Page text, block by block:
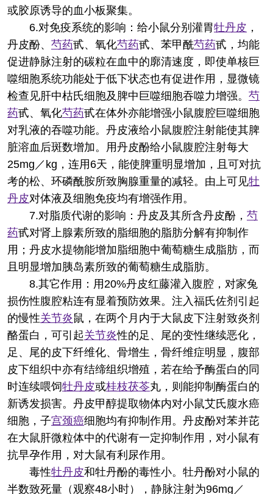
或胶原诱导的血小板聚集。
6.对免疫系统的影响：给小鼠分别灌胃牡丹皮 ，
丹皮酚、 芍药甙、氧化芍药甙、苯甲酰芍药甙，均能
促进静脉注射的碳粒在血中的廓清速度，即使单核巨
噬细胞系统功能处于低下状态也有促进作用，显微镜
检查见肝中枯氏细胞及脾中巨噬细胞吞噬力增强。 芍
药甙、氧化芍药甙在体外亦能增强小鼠腹腔巨噬细胞
对乳液的吞噬功能。丹皮液给小鼠腹腔注射能使其脾
脏溶血后斑数增加。用丹皮酚给小鼠腹腔注射每大
25mg／kg，连用6天，能使脾重明显增加，且可对抗
考的松、环磷酰胺所致胸腺重量的减轻。由上可见牡
丹皮对体液及细胞免疫均有增强作用。
7.对脂质代谢的影响：丹皮及其所含丹皮酚， 芍
药甙对肾上腺素所致的脂细胞的脂肪分解有抑制作
用；丹皮水提物能增加脂细胞中葡萄糖生成脂肪，而
且明显增加胰岛素所致的葡萄糖生成脂肪。
8.其它作用：用20%丹皮红藤灌入腹腔，对家兔
损伤性腹腔粘连有显着预防效果。注入福氏佐剂引起
的慢性关节炎 鼠，在两个月内于大鼠皮下注射致炎剂
酪蛋白，可引起关节炎性的足、尾的变性继续恶化，
足、尾的皮下纤维化、骨增生，骨纤维症明显，腹部
皮下组织中亦有结缔组织增殖，若在给予酶蛋白的同
时连续喂饲牡丹皮或桂枝茯苓丸，则能抑制酶蛋白的
新诱发损害。丹皮甲醇提取物体内对小鼠艾氏腹水癌
细胞，子宫颈癌细胞均有抑制作用。丹皮酚对苯并芘
在大鼠肝微粒体中的代谢有一定抑制作用，对小鼠有
抗早孕作用，对大鼠有利尿作用。
毒性牡丹皮和牡丹酚的毒性小。牡丹酚对小鼠的
半数致死量（观察48小时），静脉注射为96mg／